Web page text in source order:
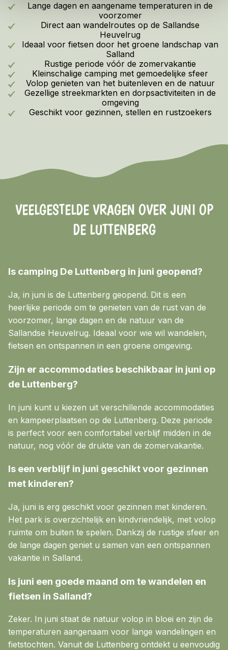
Lange dagen en aangename temperaturen in de
voorzomer
Direct aan wandelroutes op de Sallandse
Heuvelrug
Ideaal voor fietsen door het groene landschap van
Salland
Rustige periode vóór de zomervakantie
Kleinschalige camping met gemoedelijke sfeer
Volop genieten van het buitenleven en de natuur
Gezellige streekmarkten en dorpsactiviteiten in de
omgeving
Geschikt voor gezinnen, stellen en rustzoekers
VEELGESTELDE VRAGEN OVER JUNI OP
DE LUTTENBERG
Is camping De Luttenberg in juni geopend?
Ja, in juni is de Luttenberg geopend. Dit is een
heerlijke periode om te genieten van de rust van de
voorzomer, lange dagen en de natuur van de
Sallandse Heuvelrug. Ideaal voor wie wil wandelen,
fietsen en ontspannen in een groene omgeving.
Zijn er accommodaties beschikbaar in juni op
de Luttenberg?
In juni kunt u kiezen uit verschillende accommodaties
en kampeerplaatsen op de Luttenberg. Deze periode
is perfect voor een comfortabel verblijf midden in de
natuur, nog vóór de drukte van de zomervakantie.
Is een verblijf in juni geschikt voor gezinnen
met kinderen?
Ja, juni is erg geschikt voor gezinnen met kinderen.
Het park is overzichtelijk en kindvriendelijk, met volop
ruimte om buiten te spelen. Dankzij de rustige sfeer en
de lange dagen geniet u samen van een ontspannen
vakantie in Salland.
Is juni een goede maand om te wandelen en
fietsen in Salland?
Zeker. In juni staat de natuur volop in bloei en zijn de
temperaturen aangenaam voor lange wandelingen en
fietstochten. Vanuit de Luttenberg ontdekt u eenvoudig